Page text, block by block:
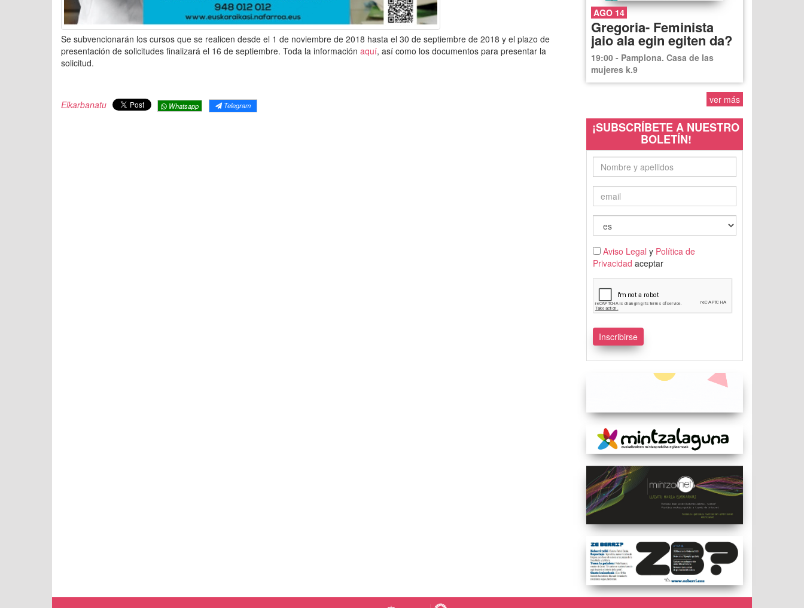
Se subvencionarán los cursos que se realicen desde el 1 de noviembre de 2018 hasta el 30 de septiembre de 2018 y el plazo de
presentación de solicitudes finalizará el 16 de septiembre. Toda la información aquí, así como los documentos para presentar la
solicitud.
Elkarbanatu Whatsapp Telegram
AGO 14
Gregoria- Feminista
jaio ala egin egiten da?
19:00 - Pamplona. Casa de las
mujeres k.9
ver más
¡SUBSCRÍBETE A NUESTRO
BOLETÍN!
Aviso Legal y Política de
Privacidad aceptar